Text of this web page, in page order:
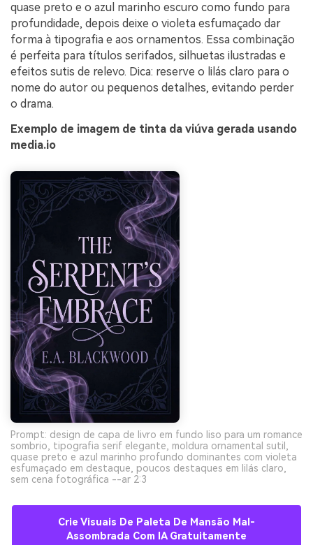
quase preto e o azul marinho escuro como fundo para
profundidade, depois deixe o violeta esfumaçado dar
forma à tipografia e aos ornamentos. Essa combinação
é perfeita para títulos serifados, silhuetas ilustradas e
efeitos sutis de relevo. Dica: reserve o lilás claro para o
nome do autor ou pequenos detalhes, evitando perder
o drama.
Exemplo de imagem de tinta da viúva gerada usando
media.io
Prompt: design de capa de livro em fundo liso para um romance
sombrio, tipografia serif elegante, moldura ornamental sutil,
quase preto e azul marinho profundo dominantes com violeta
esfumaçado em destaque, poucos destaques em lilás claro,
sem cena fotográfica --ar 2:3
Crie Visuais De Paleta De Mansão Mal-
Assombrada Com IA Gratuitamente